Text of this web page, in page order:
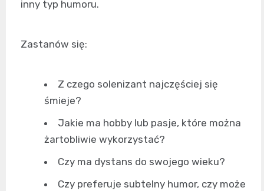
inny typ humoru.
Zastanów się:
Z czego solenizant najczęściej się
śmieje?
Jakie ma hobby lub pasje, które można
żartobliwie wykorzystać?
Czy ma dystans do swojego wieku?
Czy preferuje subtelny humor, czy może